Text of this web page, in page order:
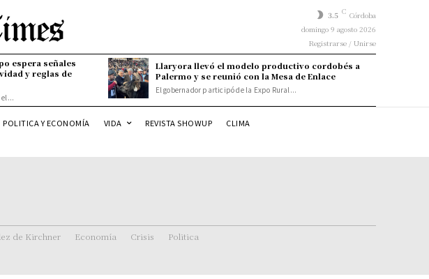
3.5 C Córdoba
domingo 9 agosto 2026
Registrarse / Unirse
espera señales
y reglas de
Llaryora llevó el modelo productivo cordobés a
Palermo y se reunió con la Mesa de Enlace
El gobernador participó de la Expo Rural...
POLITICA Y ECONOMÍA VIDA REVISTA SHOWUP CLIMA
de Kirchner Economía Crisis Politica